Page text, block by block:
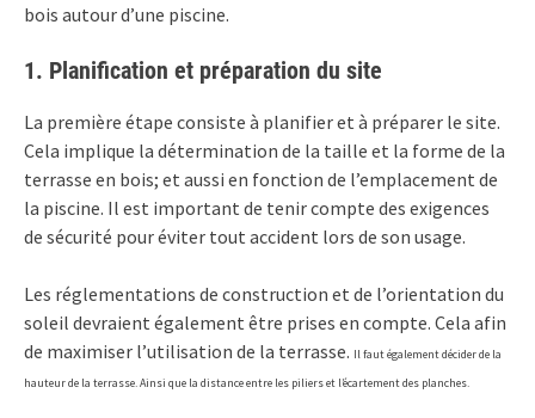
bois autour d’une piscine.
1. Planification et préparation du site
La première étape consiste à planifier et à préparer le site.
Cela implique la détermination de la taille et la forme de la
terrasse en bois; et aussi en fonction de l’emplacement de
la piscine. Il est important de tenir compte des exigences
de sécurité pour éviter tout accident lors de son usage.
Les réglementations de construction et de l’orientation du
soleil devraient également être prises en compte. Cela afin
de maximiser l’utilisation de la terrasse. Il faut également décider de la
hauteur de la terrasse. Ainsi que la distance entre les piliers et l’écartement des planches.